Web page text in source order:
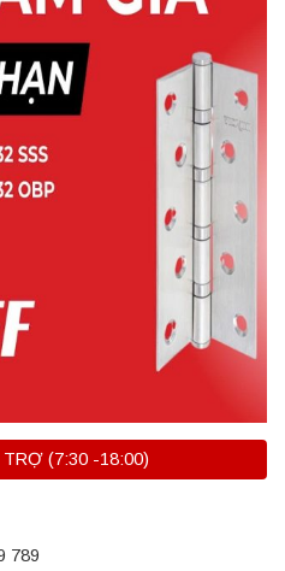
(7:30 -18:00)
789